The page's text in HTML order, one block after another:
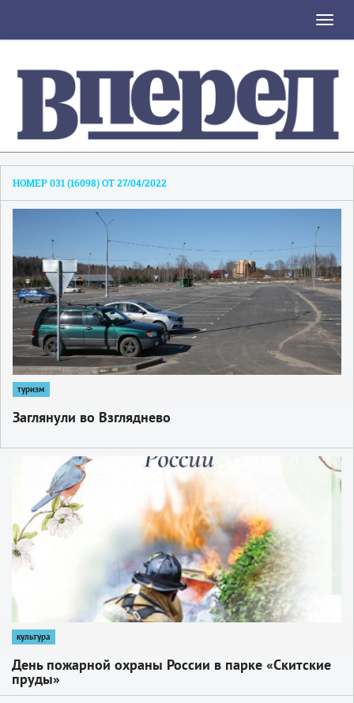
Toggle
НОМЕР 031 (16098) ОТ 27/04/2022
туризм
Заглянули во Взгляднево
культура
День пожарной охраны России в парке «Скитские
пруды»